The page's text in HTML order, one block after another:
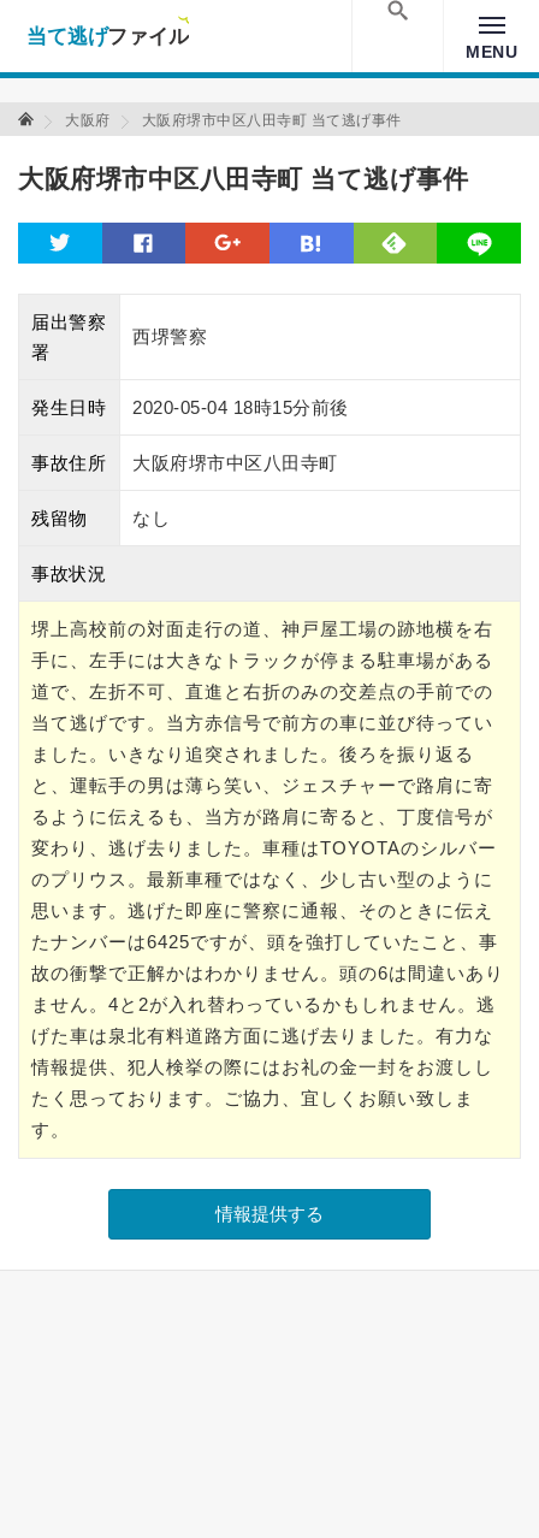
Warning: Undefined array key "amp" in
/home/xs157036/moon-
cross.com/public_html/wp/wp-content/themes/crossmastery-
MENU
当て逃げファイル 当て逃げファイル
大阪府 大阪府堺市中区八田寺町 当て逃げ事件
大阪府堺市中区八田寺町 当て逃げ事件
facebook line
届出警察
署
西堺警察
発生日時 2020-05-04 18時15分前後
事故住所 大阪府堺市中区八田寺町
残留物 なし
事故状況
堺上高校前の対面走行の道、神戸屋工場の跡地横を右
手に、左手には大きなトラックが停まる駐車場がある
道で、左折不可、直進と右折のみの交差点の手前での
当て逃げです。当方赤信号で前方の車に並び待ってい
ました。いきなり追突されました。後ろを振り返る
と、運転手の男は薄ら笑い、ジェスチャーで路肩に寄
るように伝えるも、当方が路肩に寄ると、丁度信号が
変わり、逃げ去りました。車種はTOYOTAのシルバー
のプリウス。最新車種ではなく、少し古い型のように
思います。逃げた即座に警察に通報、そのときに伝え
たナンバーは6425ですが、頭を強打していたこと、事
故の衝撃で正解かはわかりません。頭の6は間違いあり
ません。4と2が入れ替わっているかもしれません。逃
げた車は泉北有料道路方面に逃げ去りました。有力な
情報提供、犯人検挙の際にはお礼の金一封をお渡しし
たく思っております。ご協力、宜しくお願い致しま
す。